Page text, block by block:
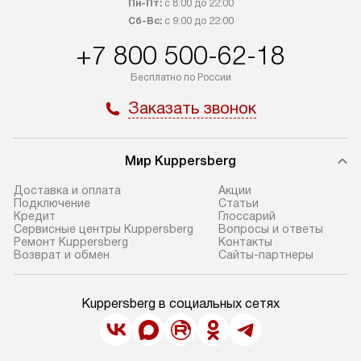
Пн-Пт:с 8:00 до 22:00
Сб-Вс:с 9:00 до 22:00
+7 800 500-62-18
Бесплатно по России
Заказать звонок
Мир Kuppersberg
Доставка и оплата
Подключение
Кредит
Сервисные центры Kuppersberg
Ремонт Kuppersberg
Возврат и обмен
Акции
Cтатьи
Глоссарий
Вопросы и ответы
Контакты
Сайты-партнеры
Kuppersberg в социальных сетях